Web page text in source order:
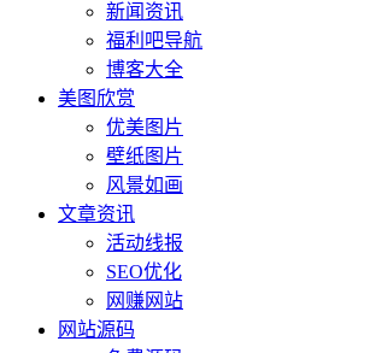
新闻资讯
福利吧导航
博客大全
美图欣赏
优美图片
壁纸图片
风景如画
文章资讯
活动线报
SEO优化
网赚网站
网站源码